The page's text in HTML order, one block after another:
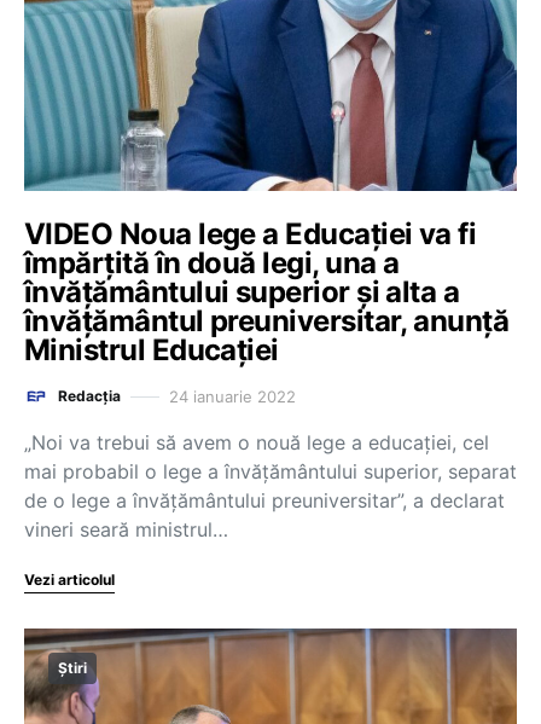
VIDEO Noua lege a Educației va fi
împărțită în două legi, una a
învățământului superior și alta a
învățământul preuniversitar, anunță
Ministrul Educației
Redacția 24 ianuarie 2022
„Noi va trebui să avem o nouă lege a educației, cel
mai probabil o lege a învățământului superior, separat
de o lege a învățământului preuniversitar”, a declarat
vineri seară ministrul…
Vezi articolul
Știri